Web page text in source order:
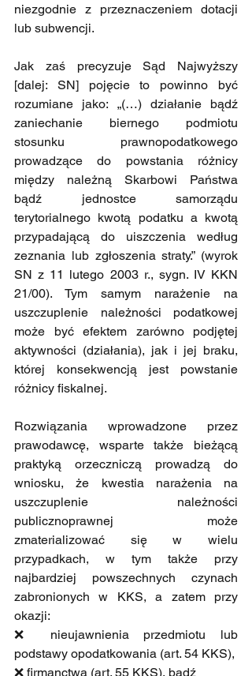
niezgodnie z przeznaczeniem dotacji
lub subwencji.
Jak zaś precyzuje Sąd Najwyższy
[dalej: SN] pojęcie to powinno być
rozumiane jako: „(…) działanie bądź
zaniechanie biernego podmiotu
stosunku prawnopodatkowego
prowadzące do powstania różnicy
między należną Skarbowi Państwa
bądź jednostce samorządu
terytorialnego kwotą podatku a kwotą
przypadającą do uiszczenia według
zeznania lub zgłoszenia straty.” (wyrok
SN z 11 lutego 2003 r., sygn. IV KKN
21/00). Tym samym narażenie na
uszczuplenie należności podatkowej
może być efektem zarówno podjętej
aktywności (działania), jak i jej braku,
której konsekwencją jest powstanie
różnicy fiskalnej.
Rozwiązania wprowadzone przez
prawodawcę, wsparte także bieżącą
praktyką orzeczniczą prowadzą do
wniosku, że kwestia narażenia na
uszczuplenie należności
publicznoprawnej może
zmaterializować się w wielu
przypadkach, w tym także przy
najbardziej powszechnych czynach
zabronionych w KKS, a zatem przy
okazji:
❌ nieujawnienia przedmiotu lub
podstawy opodatkowania (art. 54 KKS),
❌ firmanctwa (art. 55 KKS), bądź